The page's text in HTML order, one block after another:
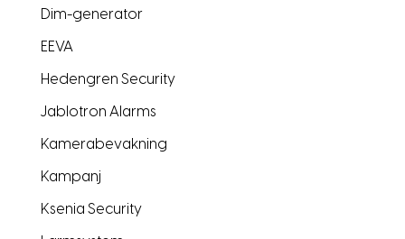
Dim-generator
EEVA
Hedengren Security
Jablotron Alarms
Kamerabevakning
Kampanj
Ksenia Security